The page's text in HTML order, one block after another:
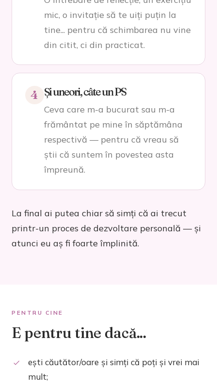
mic, o invitație să te uiți puțin la
tine... pentru că schimbarea nu vine
din citit, ci din practicat.
4 Și uneori, câte un PS
Ceva care m-a bucurat sau m-a
frământat pe mine în săptămâna
respectivă — pentru că vreau să
știi că suntem în povestea asta
împreună.
La final ai putea chiar să simți că ai trecut
printr-un proces de dezvoltare personală — și
atunci eu aș fi foarte împlinită.
PENTRU CINE
E pentru tine dacă...
ești căutător/oare și simți că poți și vrei mai
mult;